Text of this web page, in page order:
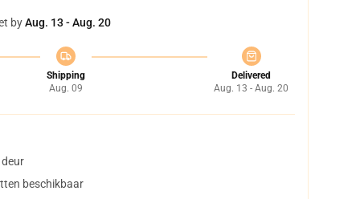
byAug. 13 - Aug. 20
Shipping
Aug. 09
Delivered
Aug. 13 - Aug. 20
beschikbaar